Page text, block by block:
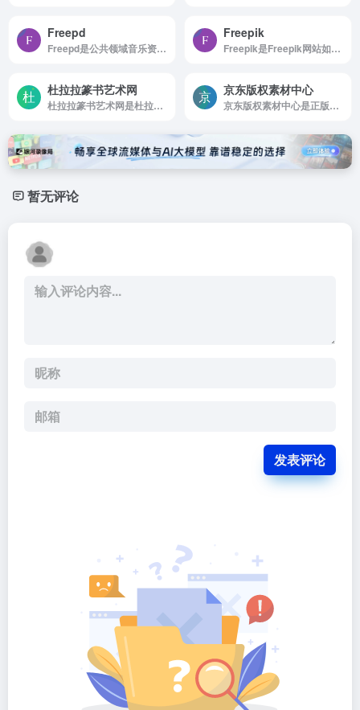
Freepd
Freepd是公共领域音乐资源网站
Freepik
Freepik是Freepik网站如何使用 浏览...
杜拉拉篆书艺术网
杜拉拉篆书艺术网是杜拉拉篆书艺术网主要提供篆体字转换器可以轻松的将中文转换成篆书字体,大符篆师,小篆字体,篆书字典,篆书字体,篆刻字体,篆体字查询,篆刻印章,
京东版权素材中心
京东版权素材中心是正版素材交易平台
暂无评论
发表评论